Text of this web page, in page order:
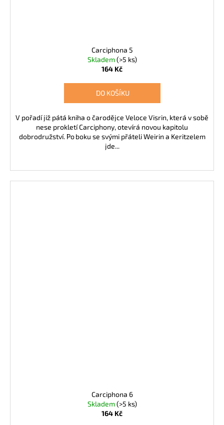
Carciphona 5
Skladem(>5 ks)
164 Kč
DO KOŠÍKU
V pořadí již pátá kniha o čarodějce Veloce Visrin, která v sobě
nese prokletí Carciphony, otevírá novou kapitolu
dobrodružství. Po boku se svými přáteli Weirin a Keritzelem
jde...
Carciphona 6
Skladem(>5 ks)
164 Kč